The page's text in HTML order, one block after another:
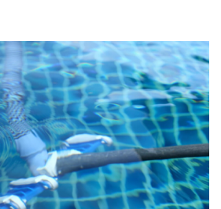
Podcast
Câu chuyện thời sự
Đọc truyện đêm khuya
Cửa sổ tình yêu
Kể chuyện cho bé
Hạt giống tâm hồn